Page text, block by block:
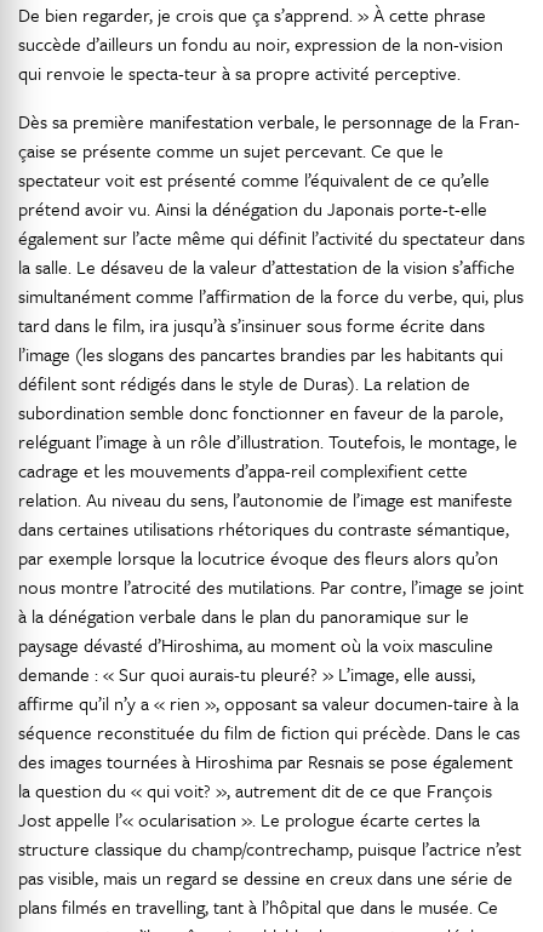
De bien regarder, je crois que ça s’apprend. » À cette phrase
succède d’ailleurs un fondu au noir, expression de la non-vision
qui renvoie le specta-teur à sa propre activité perceptive.
Dès sa première manifestation verbale, le personnage de la Fran-
çaise se présente comme un sujet percevant. Ce que le
spectateur voit est présenté comme l’équivalent de ce qu’elle
prétend avoir vu. Ainsi la dénégation du Japonais porte-t-elle
également sur l’acte même qui définit l’activité du spectateur dans
la salle. Le désaveu de la valeur d’attestation de la vision s’affiche
simultanément comme l’affirmation de la force du verbe, qui, plus
tard dans le film, ira jusqu’à s’insinuer sous forme écrite dans
l’image (les slogans des pancartes brandies par les habitants qui
défilent sont rédigés dans le style de Duras). La relation de
subordination semble donc fonctionner en faveur de la parole,
reléguant l’image à un rôle d’illustration. Toutefois, le montage, le
cadrage et les mouvements d’appa-reil complexifient cette
relation. Au niveau du sens, l’autonomie de l’image est manifeste
dans certaines utilisations rhétoriques du contraste sémantique,
par exemple lorsque la locutrice évoque des fleurs alors qu’on
nous montre l’atrocité des mutilations. Par contre, l’image se joint
à la dénégation verbale dans le plan du panoramique sur le
paysage dévasté d’Hiroshima, au moment où la voix masculine
demande : « Sur quoi aurais-tu pleuré? » L’image, elle aussi,
affirme qu’il n’y a « rien », opposant sa valeur documen-taire à la
séquence reconstituée du film de fiction qui précède. Dans le cas
des images tournées à Hiroshima par Resnais se pose également
la question du « qui voit? », autrement dit de ce que François
Jost appelle l’« ocularisation ». Le prologue écarte certes la
structure classique du champ/contrechamp, puisque l’actrice n’est
pas visible, mais un regard se dessine en creux dans une série de
plans filmés en travelling, tant à l’hôpital que dans le musée. Ce